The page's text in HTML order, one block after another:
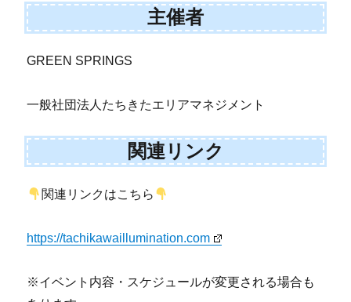
主催者
GREEN SPRINGS
一般社団法人たちきたエリアマネジメント
関連リンク
関連リンクはこちら
https://tachikawaillumination.com
※イベント内容・スケジュールが変更される場合も